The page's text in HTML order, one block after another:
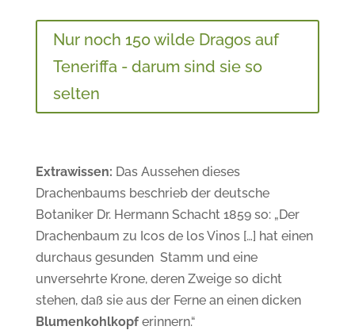
Nur noch 150 wilde Dragos auf
Teneriffa - darum sind sie so
selten
Extrawissen: Das Aussehen dieses
Drachenbaums beschrieb der deutsche
Botaniker Dr. Hermann Schacht 1859 so: „Der
Drachenbaum zu Icos de los Vinos […] hat einen
durchaus gesunden Stamm und eine
unversehrte Krone, deren Zweige so dicht
stehen, daß sie aus der Ferne an einen dicken
Blumenkohlkopferinnern.“